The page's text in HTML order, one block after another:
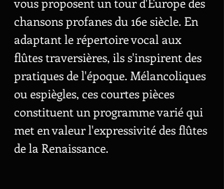
chansons profanes du 16e siècle. En
adaptant le répertoire vocal aux
flûtes traversières, ils s'inspirent des
pratiques de l'époque. Mélancoliques
ou espiègles, ces courtes pièces
constituent un programme varié qui
met en valeur l'expressivité des flûtes
de la Renaissance.